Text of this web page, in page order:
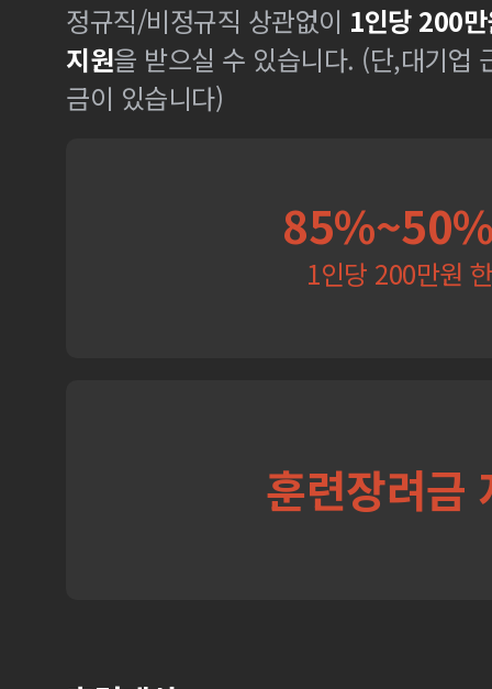
정규직/비정규직 상관없이 1인당 200
지원을 받으실 수 있습니다. (단,대기업
금이 있습니다)
1인당 200만원
훈련장려금